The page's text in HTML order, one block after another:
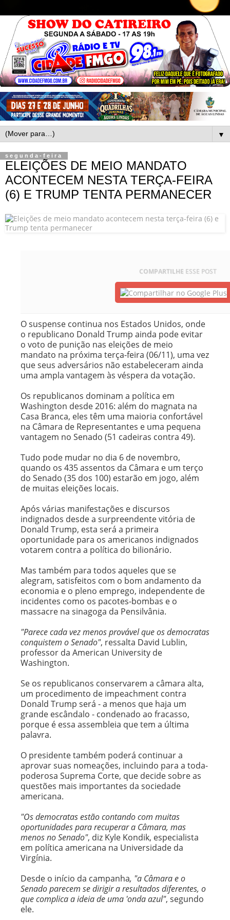
▼
segunda-feira
ELEIÇÕES DE MEIO MANDATO
ACONTECEM NESTA TERÇA-FEIRA
(6) E TRUMP TENTA PERMANECER
COMPARTILHE ESSE POST
O suspense continua nos Estados Unidos, onde
o republicano Donald Trump ainda pode evitar
o voto de punição nas eleições de meio
mandato na próxima terça-feira (06/11), uma vez
que seus adversários não estabeleceram ainda
uma ampla vantagem às véspera da votação.
Os republicanos dominam a política em
Washington desde 2016: além do magnata na
Casa Branca, eles têm uma maioria confortável
na Câmara de Representantes e uma pequena
vantagem no Senado (51 cadeiras contra 49).
Tudo pode mudar no dia 6 de novembro,
quando os 435 assentos da Câmara e um terço
do Senado (35 dos 100) estarão em jogo, além
de muitas eleições locais.
Após várias manifestações e discursos
indignados desde a surpreendente vitória de
Donald Trump, esta será a primeira
oportunidade para os americanos indignados
votarem contra a política do bilionário.
Mas também para todos aqueles que se
alegram, satisfeitos com o bom andamento da
economia e o pleno emprego, independente de
incidentes como os pacotes-bombas e o
massacre na sinagoga da Pensilvânia.
"Parece cada vez menos provável que os democratas
conquistem o Senado", ressalta David Lublin,
professor da American University de
Washington.
Se os republicanos conservarem a câmara alta,
um procedimento de impeachment contra
Donald Trump será - a menos que haja um
grande escândalo - condenado ao fracasso,
porque é essa assembleia que tem a última
palavra.
O presidente também poderá continuar a
aprovar suas nomeações, incluindo para a toda-
poderosa Suprema Corte, que decide sobre as
questões mais importantes da sociedade
americana.
"Os democratas estão contando com muitas
oportunidades para recuperar a Câmara, mas
menos no Senado", diz Kyle Kondik, especialista
em política americana na Universidade da
Virgínia.
Desde o início da campanha, "a Câmara e o
Senado parecem se dirigir a resultados diferentes, o
que complica a ideia de uma 'onda azul", segundo
ele.